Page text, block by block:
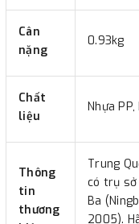
Cân
nặng
0.93kg
Chất
liệu
Nhựa
Thông
tin
thương
Trung
có trụ sở
Ba
2005).